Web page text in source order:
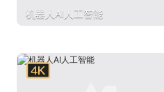
机器人AI人工智能